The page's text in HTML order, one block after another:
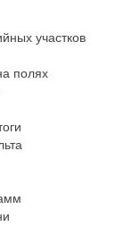
участков
полях